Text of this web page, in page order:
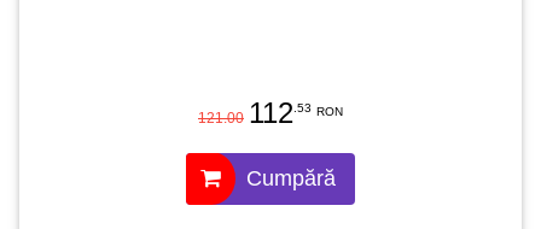
121.00 112.53 RON
Cumpără